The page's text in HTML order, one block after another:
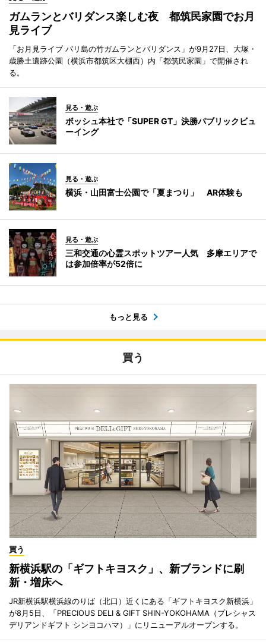
ガムランとバリダンス楽しむ夜 都筑民家園でお月
見ライブ
「お月見ライブ バリ島の竹ガムランとバリダンス」が9月27日、大塚・
歳勝土遺跡公園（横浜市都筑区大棚西）内「都筑民家園」で開催され
る。
見る・遊ぶ
ボッシュ本社で「SUPER GT」決勝パブリックビュ
ーイング
見る・遊ぶ
横浜・山田富士公園で「夏まつり」 AR体験も
見る・遊ぶ
三和交通の心霊スポットツアー人気 多摩エリアで
は参加倍率が52倍に
もっと見る
買う
買う
新横浜駅の「ギフトキヨスク」、新ブランドに刷
新・増床へ
JR新横浜駅横浜線のりば（北口）近くにある「ギフトキヨスク新横浜」
が8月5日、「PRECIOUS DELI & GIFT SHIN-YOKOHAMA（プレシャス
デリアンドギフト シンヨコハマ）」にリニューアルオープンする。